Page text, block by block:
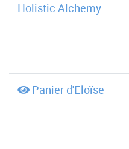
Holistic Alchemy
Panier d'Eloïse